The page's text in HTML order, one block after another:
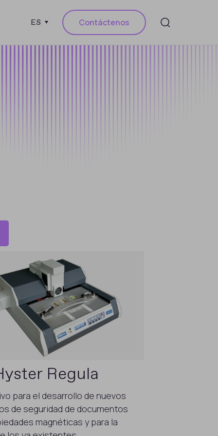
ES Contáctenos
Regula
para el desarrollo de nuevos
de seguridad de documentos
magnéticas y para la